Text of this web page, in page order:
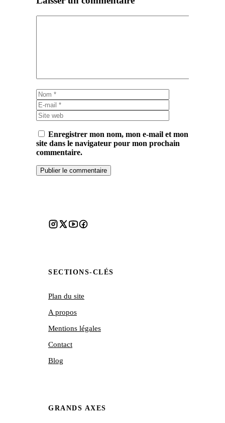
Nom
mail
web
Enregistrer mon nom, mon e-mail et mon
site dans le navigateur pour mon prochain
commentaire.
SECTIONS-CLÉS
Plan du site
A propos
Mentions légales
Contact
Blog
GRANDS AXES